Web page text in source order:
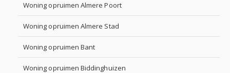
Woning opruimen Almere Poort
Woning opruimen Almere Stad
Woning opruimen Bant
Woning opruimen Biddinghuizen